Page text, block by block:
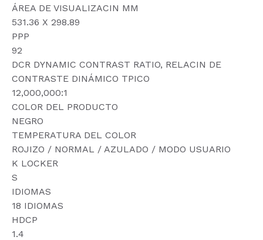
ÁREA DE VISUALIZACIN MM
531.36 X 298.89
PPP
92
DCR DYNAMIC CONTRAST RATIO, RELACIN DE
CONTRASTE DINÁMICO TPICO
12,000,000:1
COLOR DEL PRODUCTO
NEGRO
TEMPERATURA DEL COLOR
ROJIZO / NORMAL / AZULADO / MODO USUARIO
K LOCKER
S
IDIOMAS
18 IDIOMAS
HDCP
1.4